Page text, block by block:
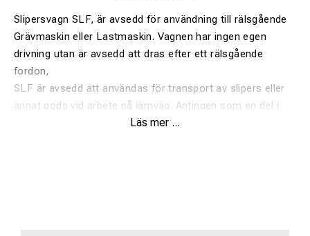
Slipersvagn SLF, är avsedd för användning till rälsgående
Grävmaskin eller Lastmaskin. Vagnen har ingen egen
drivning utan är avsedd att dras efter ett rälsgående
fordon,
SLF är avsedd att användas för transport av slipers eller
annat gods vid arbete på järnväg. Antingen som en del i
vårt koncept för rationell förläggning av järnväg eller
Läs mer ...